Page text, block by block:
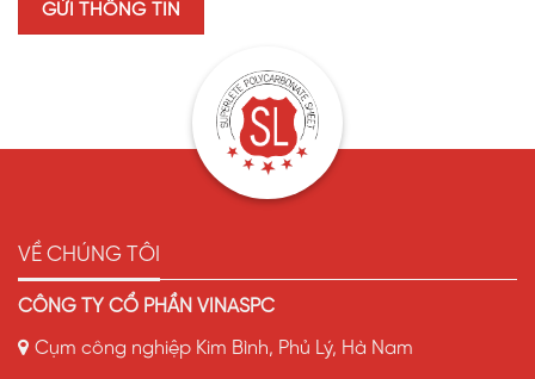
VỀ CHÚNG TÔI
CÔNG TY CỔ PHẦN VINASPC
Cụm công nghiệp Kim Bình, Phủ Lý, Hà Nam